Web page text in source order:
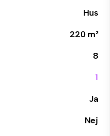
Hus
220 m²
8
1
Ja
Nej